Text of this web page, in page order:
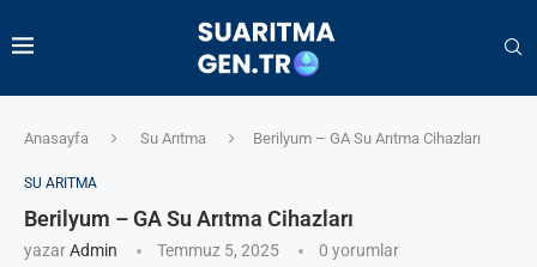
Anasayfa Su Arıtma Berilyum – GA Su Arıtma Cihazları
SU ARITMA
Berilyum – GA Su Arıtma Cihazları
yazarAdmin Temmuz 5, 2025 0 yorumlar